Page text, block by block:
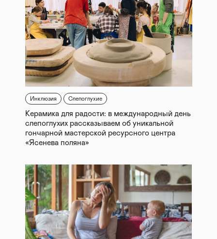
Инклюзия Слепоглухие
Керамика для радости: в международный день
слепоглухих рассказываем об уникальной
гончарной мастерской ресурсного центра
«Ясенева поляна»